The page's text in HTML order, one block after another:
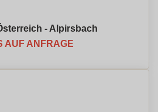
- Alpirsbach
AUF ANFRAGE